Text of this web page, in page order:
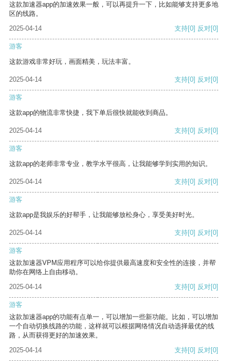
这款加速器app的加速效果一般，可以再提升一下，比如能够支持更多地
区的线路。
2025-04-14
支持[0] 反对[0]
游客
这款游戏非常好玩，画面精美，玩法丰富。
2025-04-14 支持[0] 反对[0]
游客
这款app的物流非常快捷，我下单后很快就能收到商品。
2025-04-14 支持[0] 反对[0]
游客
这款app的老师非常专业，教学水平很高，让我能够学到实用的知识。
2025-04-14 支持[0] 反对[0]
游客
这款app是我娱乐的好帮手，让我能够放松身心，享受美好时光。
2025-04-14 支持[0] 反对[0]
游客
这款加速器VPM应用程序可以给你提供最高速度和安全性的连接，并帮
助你在网络上自由移动。
2025-04-14
支持[0] 反对[0]
游客
这款加速器app的功能有点单一，可以增加一些新功能。比如，可以增加
一个自动切换线路的功能，这样就可以根据网络情况自动选择最优的线
路，从而获得更好的加速效果。
2025-04-14
支持[0] 反对[0]